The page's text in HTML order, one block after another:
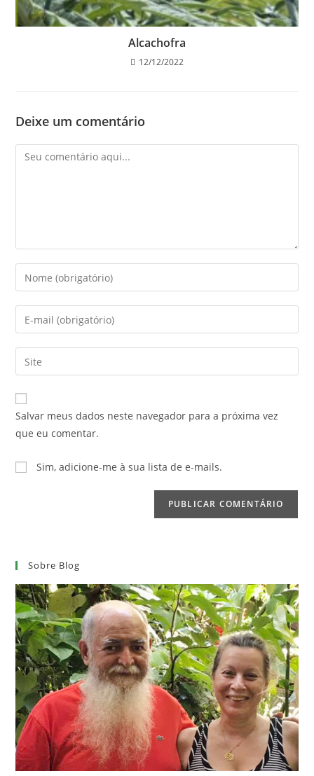
Alcachofra
12/12/2022
Deixe um comentário
Comentário
Digite
seu
nome
ou
de
usuário
para
comentar
Digite
seu
endereço
de
mail
para
comentar
Digite
o
URL
do
site
(opcional)
Salvar meus dados neste navegador para a próxima vez
que eu comentar.
Sim, adicione-me à sua lista de e-mails.
Sobre Blog